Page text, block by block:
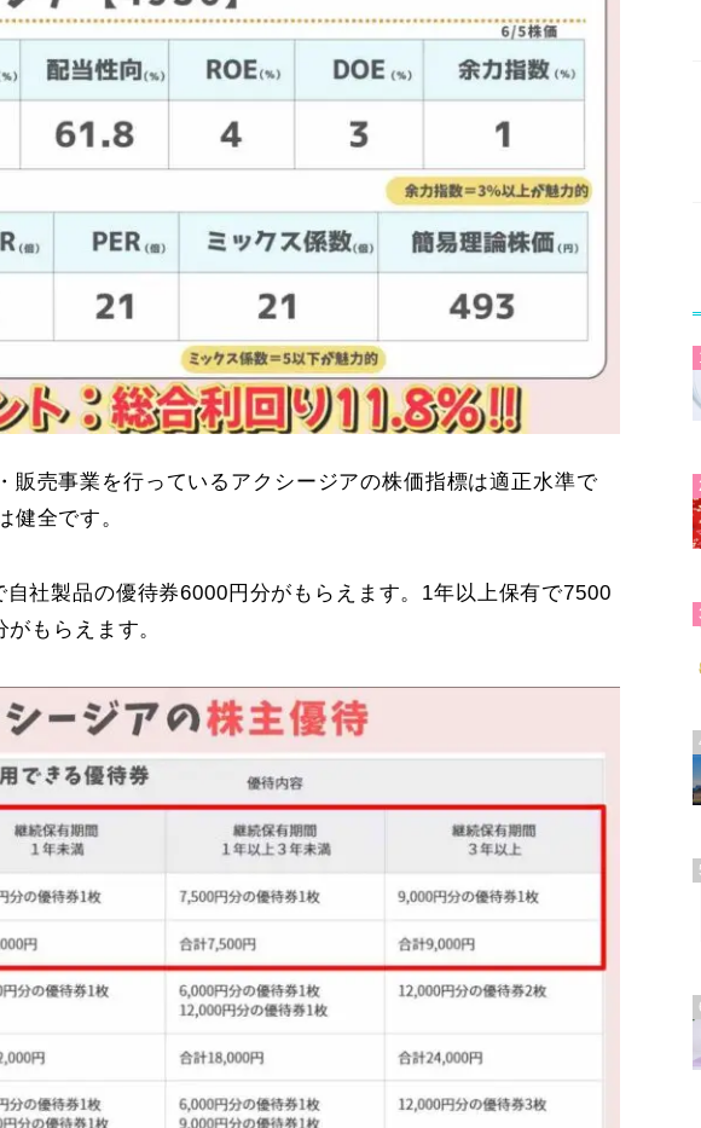
販売事業を行っているアクシージアの株価指標は適正水準で
健全です。
社製品の優待券6000円分がもらえます。1年以上保有で7500
もらえます。